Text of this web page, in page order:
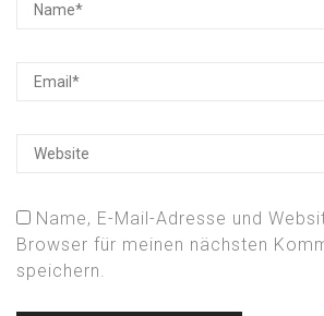
Name, E-Mail-Adresse und
Browser für meinen nächsten
speichern.